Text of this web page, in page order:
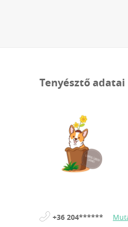
Tenyésztő adatai
+36 204******